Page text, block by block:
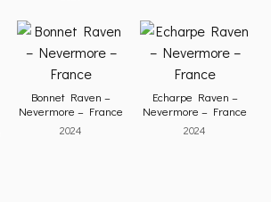
Bonnet Raven –
Nevermore – France
2024
Echarpe Raven –
Nevermore – France
2024